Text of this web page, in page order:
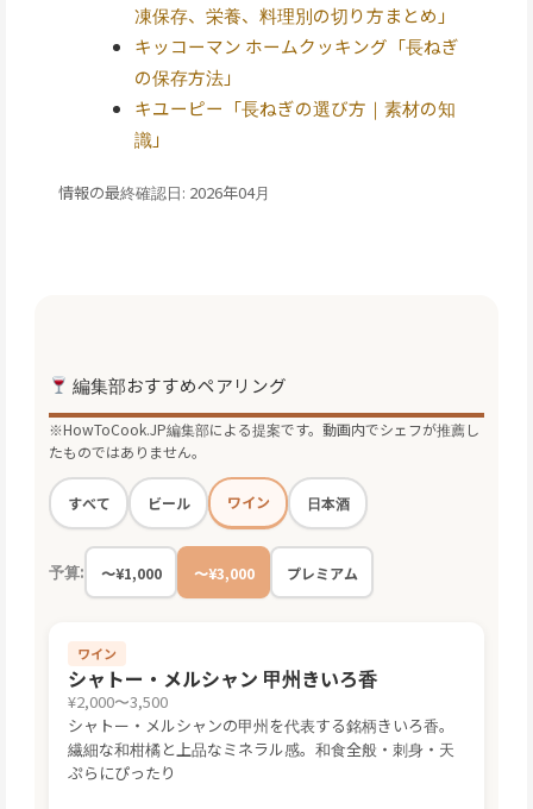
凍保存、栄養、料理別の切り方まとめ」
キッコーマン ホームクッキング「長ねぎ
の保存方法」
キユーピー「長ねぎの選び方｜素材の知
識」
情報の最終確認日: 2026年04月
編集部おすすめペアリング
※HowToCook.JP編集部による提案です。動画内でシェフが推薦し
たものではありません。
すべて ビール ワイン 日本酒
予算: 〜¥1,000 〜¥3,000 プレミアム
ワイン
シャトー・メルシャン 甲州きいろ香
¥2,000〜3,500
シャトー・メルシャンの甲州を代表する銘柄きいろ香。
繊細な和柑橘と上品なミネラル感。和食全般・刺身・天
ぷらにぴったり